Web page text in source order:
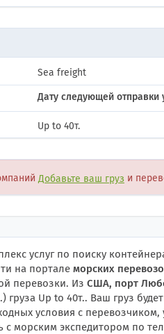
Sea freight
Дату следующей отправки
Up to 40т.
Добавьте ваш груз и
услуг по поиску
на портале морских
перевозки. Из США, порт
Up to 40т.. Ваш груз
условия с
с морским экспедитором по